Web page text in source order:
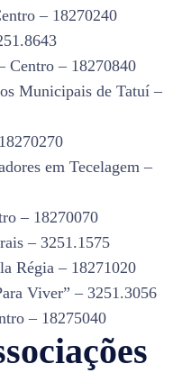
– 18270240
Centro – 18270840
Municipais de Tatuí –
em Tecelagem –
– 18270070
– 3251.1575
Régia – 18271020
Viver” – 3251.3056
– 18275040